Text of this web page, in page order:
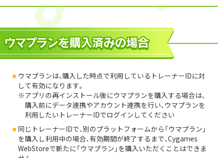
ウマプランは、購入した時点で利用しているトレーナーIDに対
して有効になります。
アプリの再インストール後にウマプランを購入する場合は、
購入前にデータ連携やアカウント連携を行い、ウマプランを
利用したいトレーナーIDでログインしてください
同じトレーナーIDで、別のプラットフォームから「ウマプラン」
を購入し利用中の場合、有効期間が終了するまで、Cygames
WebStoreで新たに「ウマプラン」を購入いただくことはできま